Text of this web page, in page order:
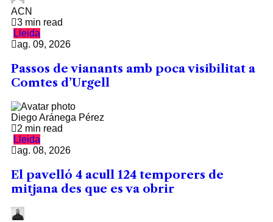
ACN
3 min read
Lleida
ag. 09, 2026
Passos de vianants amb poca visibilitat a
Comtes d’Urgell
Diego Aránega Pérez
2 min read
Lleida
ag. 08, 2026
El pavelló 4 acull 124 temporers de
mitjana des que es va obrir